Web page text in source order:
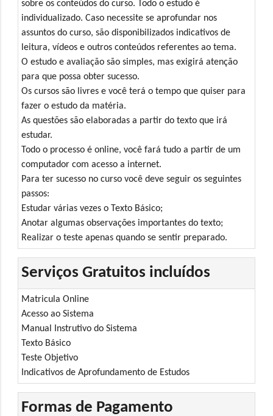
sobre os conteúdos do curso. Todo o estudo é
individualizado. Caso necessite se aprofundar nos
assuntos do curso, são disponibilizados indicativos de
leitura, vídeos e outros conteúdos referentes ao tema.
O estudo e avaliação são simples, mas exigirá atenção
para que possa obter sucesso.
Os cursos são livres e você terá o tempo que quiser para
fazer o estudo da matéria.
As questões são elaboradas a partir do texto que irá
estudar.
Todo o processo é online, você fará tudo a partir de um
computador com acesso a internet.
Para ter sucesso no curso você deve seguir os seguintes
passos:
Estudar várias vezes o Texto Básico;
Anotar algumas observações importantes do texto;
Realizar o teste apenas quando se sentir preparado.
Serviços Gratuitos incluídos
Matricula Online
Acesso ao Sistema
Manual Instrutivo do Sistema
Texto Básico
Teste Objetivo
Indicativos de Aprofundamento de Estudos
Formas de Pagamento